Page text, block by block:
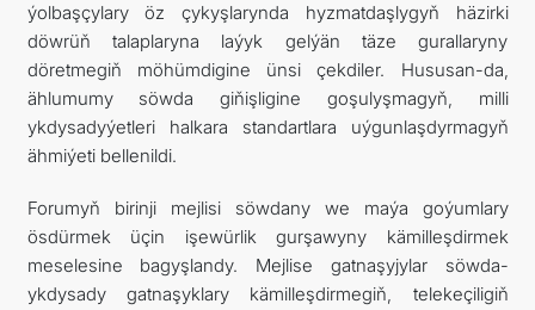
ýolbaşçylary öz çykyşlarynda hyzmatdaşlygyň häzirki
döwrüň talaplaryna laýyk gelýän täze gurallaryny
döretmegiň möhümdigine ünsi çekdiler. Hususan-da,
ählumumy söwda giňişligine goşulyşmagyň, milli
ykdysadyýetleri halkara standartlara uýgunlaşdyrmagyň
ähmiýeti bellenildi.
Forumyň birinji mejlisi söwdany we maýa goýumlary
ösdürmek üçin işewürlik gurşawyny kämilleşdirmek
meselesine bagyşlandy. Mejlise gatnaşyjylar söwda-
ykdysady gatnaşyklary kämilleşdirmegiň, telekeçiligiň